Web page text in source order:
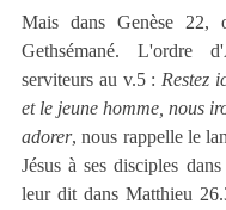
Mais dans Genèse 22,
Gethsémané. L'ordre
serviteurs au v.5 : Restez
et le jeune homme, nous
adorer, nous rappelle le
Jésus à ses disciples
leur dit dans Matthieu